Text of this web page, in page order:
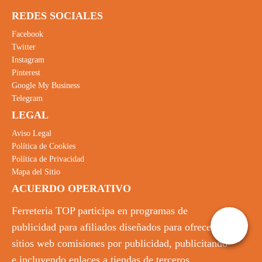
REDES SOCIALES
Facebook
Twitter
Instagram
Pinterest
Google My Business
Telegram
LEGAL
Aviso Legal
Política de Cookies
Política de Privacidad
Mapa del Sitio
ACUERDO OPERATIVO
Ferreteria TOP participa en programas de
publicidad para afiliados diseñados para ofrecer a
sitios web comisiones por publicidad, publicitando
e incluyendo enlaces a tiendas de terceros.